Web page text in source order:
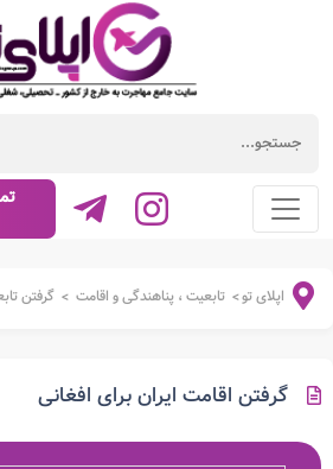
اپلای تو> تابعیت ، پناهندگی و اقامت > گرفتن
گرفتن اقامت ایران برای افغانی